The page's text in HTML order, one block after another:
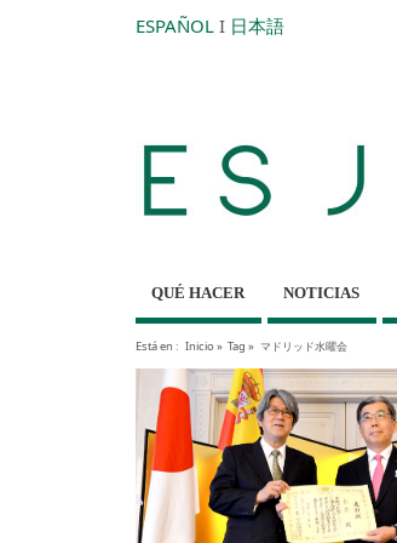
ESPAÑOL I 日本語
QUÉ HACER NOTICIAS
Está en : Inicio» Tag » マドリッド水曜会